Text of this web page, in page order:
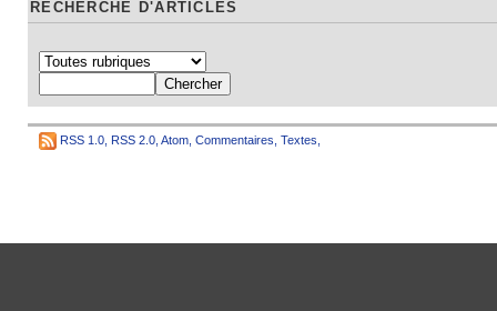
RECHERCHE D'ARTICLES
RSS 1.0 RSS 2.0 Atom Commentaires Textes